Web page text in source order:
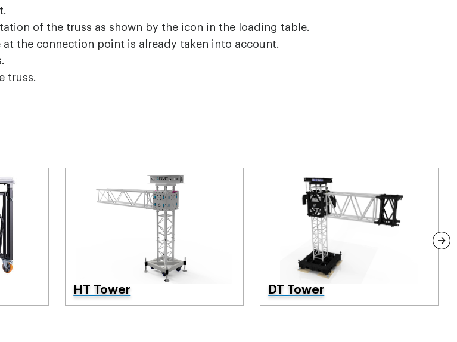
of the truss as shown by the icon in the loading table.
the connection point is already taken into account.
truss.
HT Tower DT Tower